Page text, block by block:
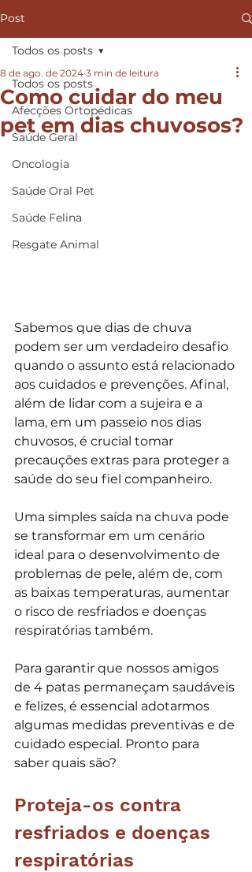
Post
Todos os posts
Afecções Ortopédicas
Saúde Geral
Oncologia
Saúde Oral Pet
Saúde Felina
Resgate Animal
Todos os posts
Como cuidar do meu
pet em dias chuvosos?
8 de ago. de 2024 3 min de leitura
Sabemos que dias de chuva
podem ser um verdadeiro desafio
quando o assunto está relacionado
aos cuidados e prevenções. Afinal,
além de lidar com a sujeira e a
lama, em um passeio nos dias
chuvosos, é crucial tomar
precauções extras para proteger a
saúde do seu fiel companheiro.
Uma simples saída na chuva pode
se transformar em um cenário
ideal para o desenvolvimento de
problemas de pele, além de, com
as baixas temperaturas, aumentar
o risco de resfriados e doenças
respiratórias também.
Para garantir que nossos amigos
de 4 patas permaneçam saudáveis
e felizes, é essencial adotarmos
algumas medidas preventivas e de
cuidado especial. Pronto para
saber quais são?
Proteja-os contra
resfriados e doenças
respiratórias